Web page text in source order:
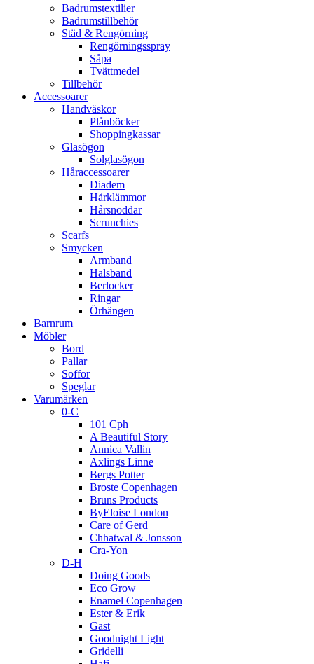
Badrumstextilier
Badrumstillbehör
Städ & Rengörning
Rengörningsspray
Såpa
Tvättmedel
Tillbehör
Accessoarer
Handväskor
Plånböcker
Shoppingkassar
Glasögon
Solglasögon
Håraccessoarer
Diadem
Hårklämmor
Hårsnoddar
Scrunchies
Scarfs
Smycken
Armband
Halsband
Berlocker
Ringar
Örhängen
Barnrum
Möbler
Bord
Pallar
Soffor
Speglar
Varumärken
0-C
101 Cph
A Beautiful Story
Annica Vallin
Axlings Linne
Bergs Potter
Broste Copenhagen
Bruns Products
ByEloise London
Care of Gerd
Chhatwal & Jonsson
Cra-Yon
D-H
Doing Goods
Eco Grow
Enamel Copenhagen
Ester & Erik
Gast
Goodnight Light
Gridelli